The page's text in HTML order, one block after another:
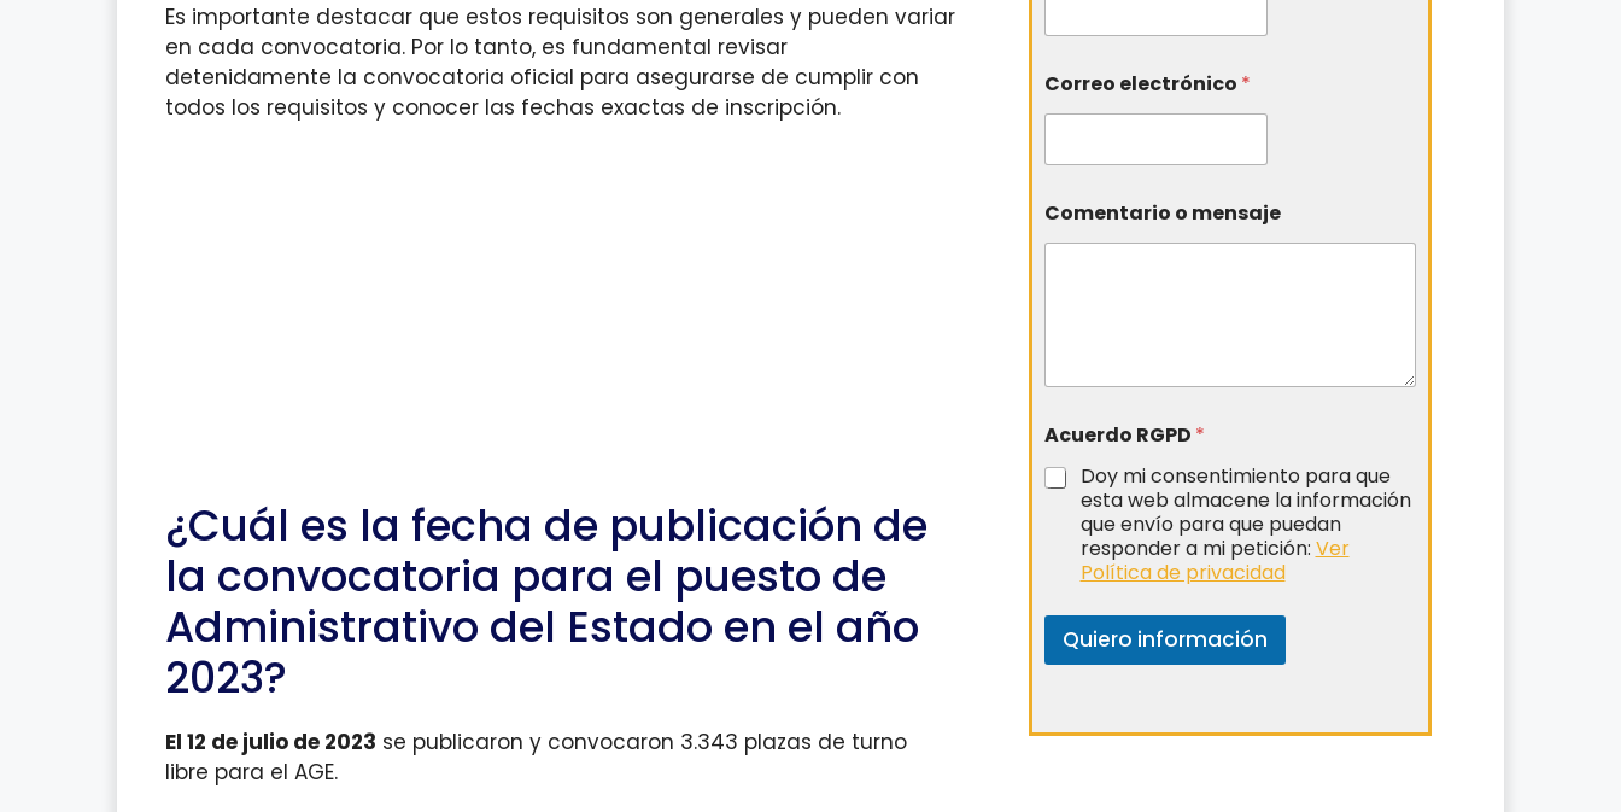
Es importante destacar que estos requisitos son generales y pueden variar
en cada convocatoria. Por lo tanto, es fundamental revisar
detenidamente la convocatoria oficial para asegurarse de cumplir con
todos los requisitos y conocer las fechas exactas de inscripción.
¿Cuál es la fecha de publicación de
la convocatoria para el puesto de
Administrativo del Estado en el año
2023?
El 12 de julio de 2023 se publicaron y convocaron 3.343 plazas de turno
libre para el AGE.
Correo electrónico *
Comentario o mensaje
Acuerdo RGPD *
Doy mi consentimiento para que
esta web almacene la información
que envío para que puedan
responder a mi petición: Ver
Política de privacidad
Quiero información